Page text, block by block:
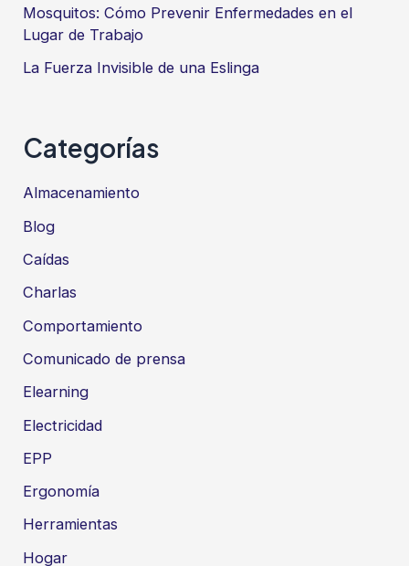
Mosquitos: Cómo Prevenir Enfermedades en el
Lugar de Trabajo
La Fuerza Invisible de una Eslinga
Categorías
Almacenamiento
Blog
Caídas
Charlas
Comportamiento
Comunicado de prensa
Elearning
Electricidad
EPP
Ergonomía
Herramientas
Hogar